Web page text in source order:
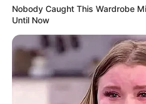
Nobody Caught This Wardrobe
Until Now